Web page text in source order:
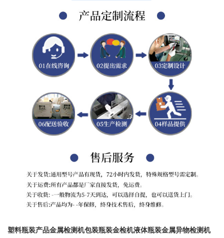
塑料瓶装产品金属检测机包装瓶装金检机液体瓶装金属异物检测机